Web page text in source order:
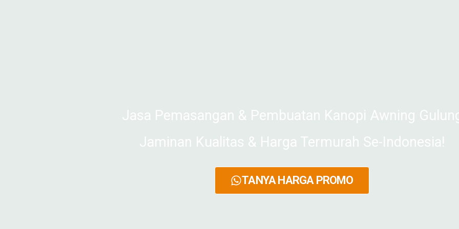
Jasa Pemasangan & Pembuatan Kanopi Awning
Jaminan Kualitas & Harga Termurah Se-Indonesia!
TANYA HARGA PROMO